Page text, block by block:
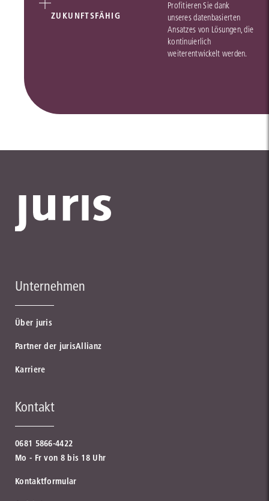
ZUKUNFTSFÄHIG
Profitieren Sie dank
unseres datenbasierten
Ansatzes von Lösungen, die
kontinuierlich
weiterentwickelt werden.
Unternehmen
Über juris
Partner der jurisAllianz
Karriere
Kontakt
0681 5866-4422
Mo - Fr von 8 bis 18 Uhr
Kontaktformular